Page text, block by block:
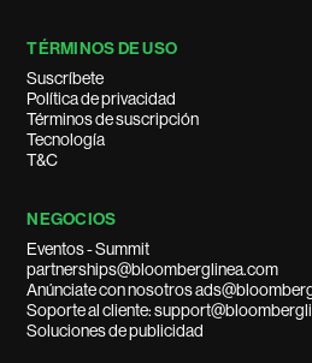
TÉRMINOS DE USO
Suscríbete
Política de privacidad
Términos de suscripción
Tecnología
T&C
NEGOCIOS
Eventos - Summit
partnerships@bloomberglinea.com
Anúnciate con nosotros
Soporte al cliente:
Soluciones de publicidad